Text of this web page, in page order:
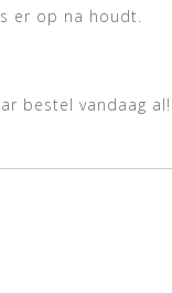
er op na houdt.
bestel vandaag al!